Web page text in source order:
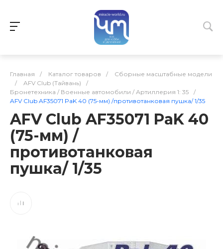
Главная / Каталог товаров /
Сборные масштабные модели
/
AFV Club (Тайвань)
/
Бронетехника / Военные автомобили / Артиллерия 1: 35
/
AFV Club AF35071 PaK 40 (75-мм) /противотанковая пушка/ 1/35
AFV Club AF35071 PaK 40
(75-мм) /
противотанковая
пушка/ 1/35